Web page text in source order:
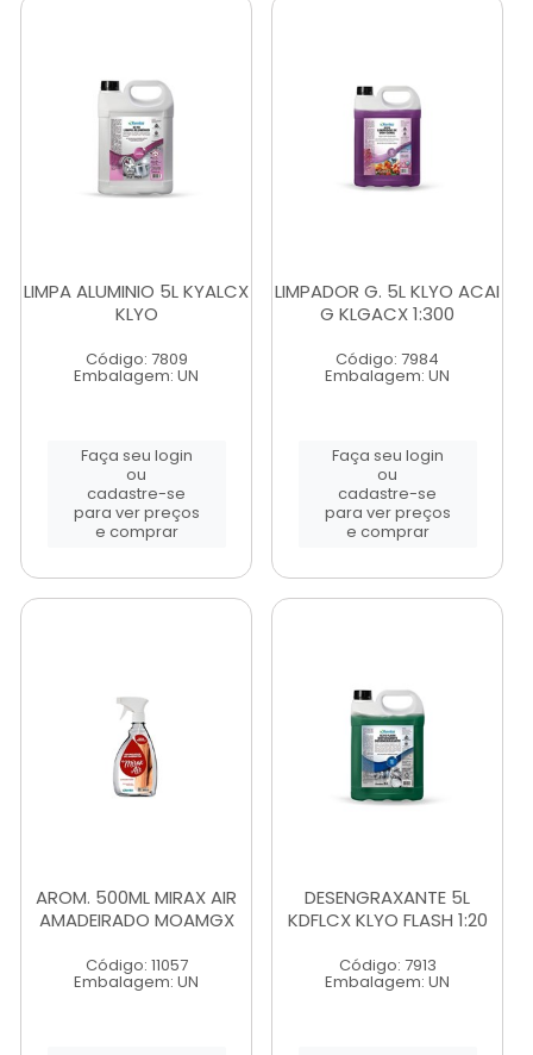
LIMPA ALUMINIO 5L KYALCX
KLYO
Código: 7809
Embalagem: UN
Faça seu login
ou
cadastre-se
para ver preços
e comprar
LIMPADOR G. 5L KLYO ACAI
G KLGACX 1:300
Código: 7984
Embalagem: UN
Faça seu login
ou
cadastre-se
para ver preços
e comprar
AROM. 500ML MIRAX AIR
AMADEIRADO MOAMGX
Código: 11057
Embalagem: UN
DESENGRAXANTE 5L
KDFLCX KLYO FLASH 1:20
Código: 7913
Embalagem: UN